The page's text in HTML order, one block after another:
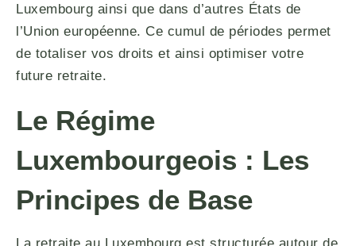
Luxembourg ainsi que dans d’autres États de
l’Union européenne. Ce cumul de périodes permet
de totaliser vos droits et ainsi optimiser votre
future retraite.
Le Régime
Luxembourgeois : Les
Principes de Base